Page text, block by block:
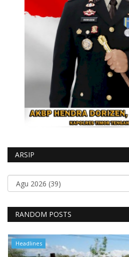
ARSIP
RANDOM POSTS
Headlines